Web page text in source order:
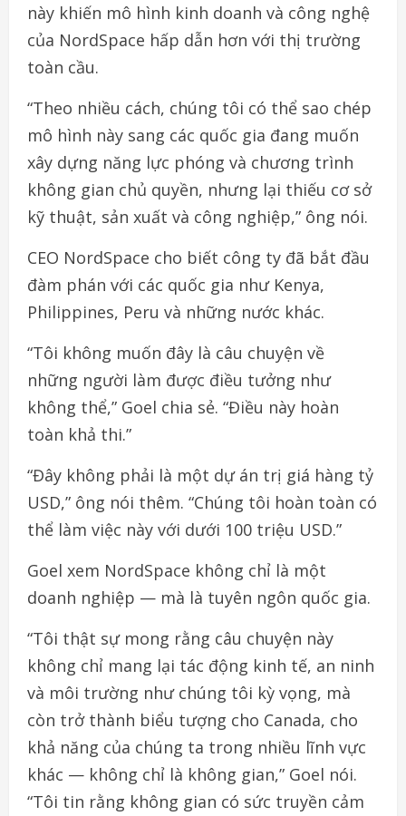
này khiến mô hình kinh doanh và công nghệ
của NordSpace hấp dẫn hơn với thị trường
toàn cầu.
“Theo nhiều cách, chúng tôi có thể sao chép
mô hình này sang các quốc gia đang muốn
xây dựng năng lực phóng và chương trình
không gian chủ quyền, nhưng lại thiếu cơ sở
kỹ thuật, sản xuất và công nghiệp,” ông nói.
CEO NordSpace cho biết công ty đã bắt đầu
đàm phán với các quốc gia như Kenya,
Philippines, Peru và những nước khác.
“Tôi không muốn đây là câu chuyện về
những người làm được điều tưởng như
không thể,” Goel chia sẻ. “Điều này hoàn
toàn khả thi.”
“Đây không phải là một dự án trị giá hàng tỷ
USD,” ông nói thêm. “Chúng tôi hoàn toàn có
thể làm việc này với dưới 100 triệu USD.”
Goel xem NordSpace không chỉ là một
doanh nghiệp — mà là tuyên ngôn quốc gia.
“Tôi thật sự mong rằng câu chuyện này
không chỉ mang lại tác động kinh tế, an ninh
và môi trường như chúng tôi kỳ vọng, mà
còn trở thành biểu tượng cho Canada, cho
khả năng của chúng ta trong nhiều lĩnh vực
khác — không chỉ là không gian,” Goel nói.
“Tôi tin rằng không gian có sức truyền cảm